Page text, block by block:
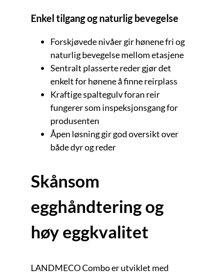
Enkel tilgang og naturlig bevegelse
Forskjøvede nivåer gir hønene fri og
naturlig bevegelse mellom etasjene
Sentralt plasserte reder gjør det
enkelt for hønene å finne reirplass
Kraftige spaltegulv foran reir
fungerer som inspeksjonsgang for
produsenten
Åpen løsning gir god oversikt over
både dyr og reder
Skånsom
egghåndtering og
høy eggkvalitet
LANDMECO Combo er utviklet med